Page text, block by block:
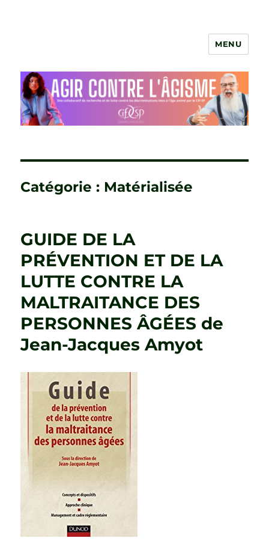
MENU
Catégorie : Matérialisée
GUIDE DE LA
PRÉVENTION ET DE LA
LUTTE CONTRE LA
MALTRAITANCE DES
PERSONNES ÂGÉES de
Jean-Jacques Amyot